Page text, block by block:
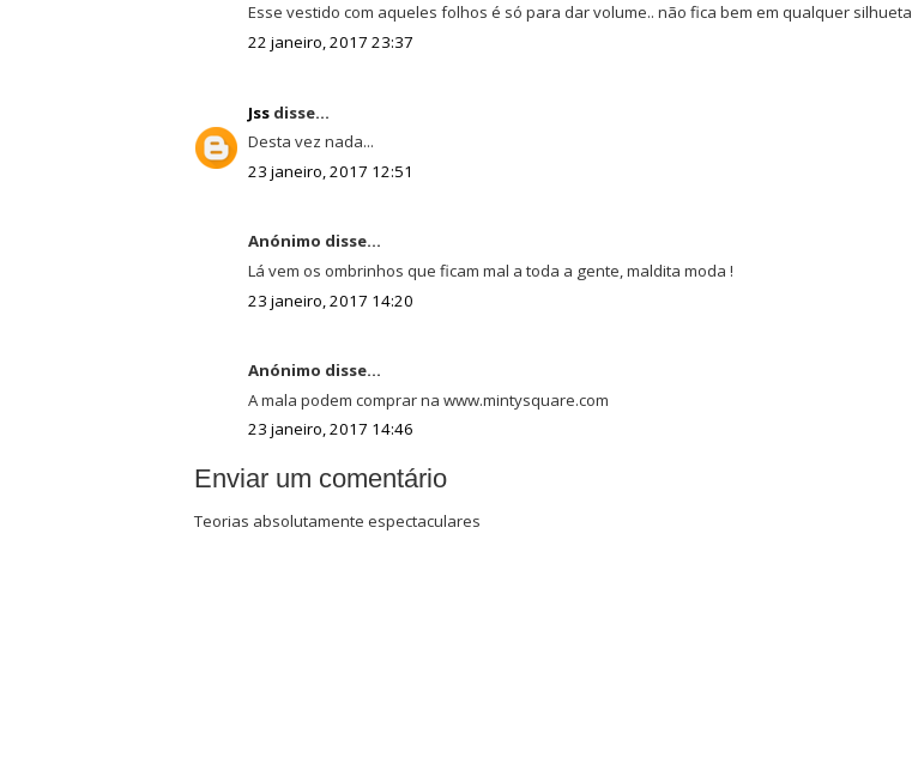
Esse vestido com aqueles folhos é só para dar volume.. não fica bem em qualquer
22 janeiro, 2017 23:37
Jssdisse...
Desta vez nada...
23 janeiro, 2017 12:51
Anónimo disse...
Lá vem os ombrinhos que ficam mal a toda a gente, maldita moda !
23 janeiro, 2017 14:20
Anónimo disse...
A mala podem comprar na www.mintysquare.com
23 janeiro, 2017 14:46
Enviar um comentário
Teorias absolutamente espectaculares